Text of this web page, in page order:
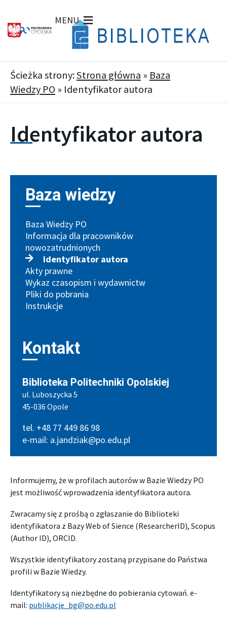
MENU
Ścieżka strony:Strona główna » Baza
Wiedzy PO » Identyfikator autora
Identyfikator autora
Informujemy, że w profilach autorów w Bazie Wiedzy PO
jest możliwość wprowadzenia identyfikatora autora.
Zwracamy się z prośbą o zgłaszanie do Biblioteki
identyfikatora z Bazy Web of Sience (ResearcherID), Scopus
(Author ID), ORCID.
Wszystkie identyfikatory zostaną przypisane do Państwa
profili w Bazie Wiedzy.
Identyfikatory są niezbędne do pobierania cytowań. e-
mail: publikacje_bg@po.edu.pl
Baza wiedzy
Baza Wiedzy PO
Informacja dla pracowników
nowozatrudnionych
Identyfikator autora
Akty prawne
Wykaz czasopism i wydawnictw
Pliki do pobrania
Instrukcje
Kontakt
Biblioteka Politechniki Opolskiej
ul. Luboszycka 5
45-036 Opole
tel. +48 77 449 86 98
e-mail: a.jandziak@po.edu.pl